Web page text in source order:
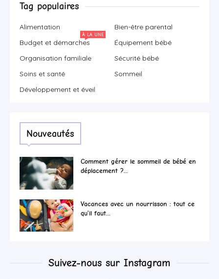
Tag populaires
Alimentation
Bien-être parental
Budget et démarches
À LA UNE
Équipement bébé
Organisation familiale
Sécurité bébé
Soins et santé
Sommeil
Développement et éveil
Nouveautés
Comment gérer le sommeil de bébé en
déplacement ?...
Vacances avec un nourrisson : tout ce
qu’il faut...
Suivez-nous sur Instagram